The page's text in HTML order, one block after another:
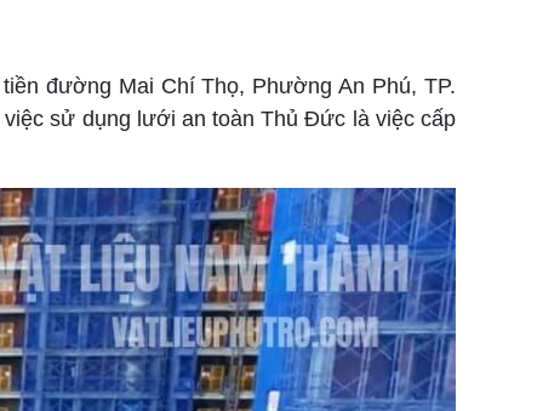
đường Mai Chí Thọ, Phường An Phú, TP.
sử dụng lưới an toàn Thủ Đức là việc cấp